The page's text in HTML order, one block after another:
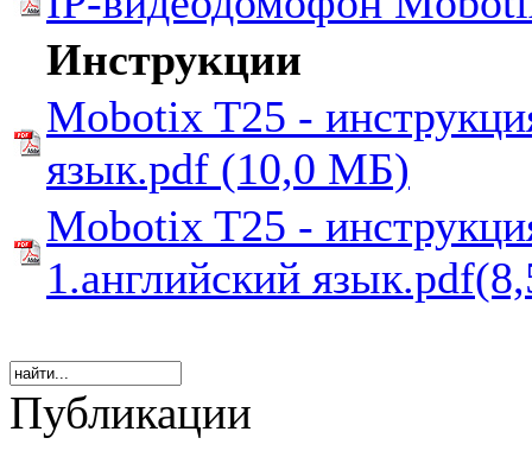
Инструкции
Mobotix T25 -
язык.pdf (10,0 МБ)
Mobotix T25 -
1.английский
Публикации